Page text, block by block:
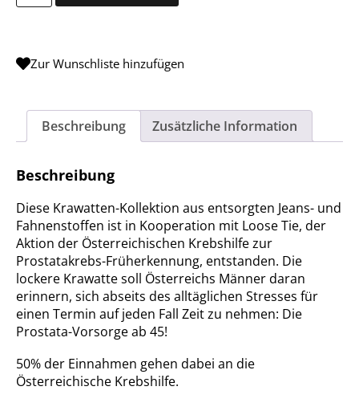
Zur Wunschliste hinzufügen
Beschreibung Zusätzliche Information
Beschreibung
Diese Krawatten-Kollektion aus entsorgten Jeans- und
Fahnenstoffen ist in Kooperation mit Loose Tie, der
Aktion der Österreichischen Krebshilfe zur
Prostatakrebs-Früherkennung, entstanden. Die
lockere Krawatte soll Österreichs Männer daran
erinnern, sich abseits des alltäglichen Stresses für
einen Termin auf jeden Fall Zeit zu nehmen: Die
Prostata-Vorsorge ab 45!
50% der Einnahmen gehen dabei an die
Österreichische Krebshilfe.